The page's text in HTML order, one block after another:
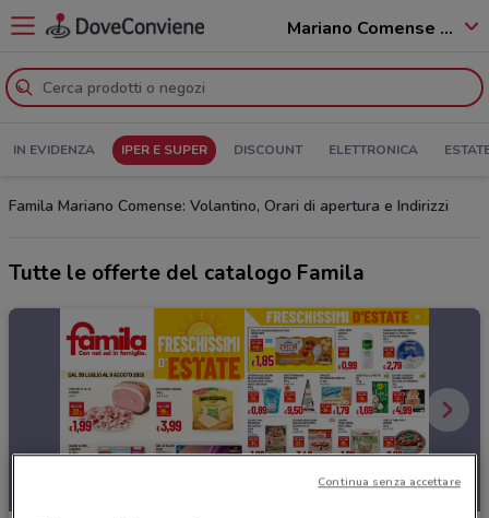
Mariano Comense - 22066
IN EVIDENZA IPER E SUPER DISCOUNT ELETTRONICA
Famila Mariano Comense: Volantino, Orari di apertura e Indirizzi
Tutte le offerte del catalogo Famila
Continua senza accettare